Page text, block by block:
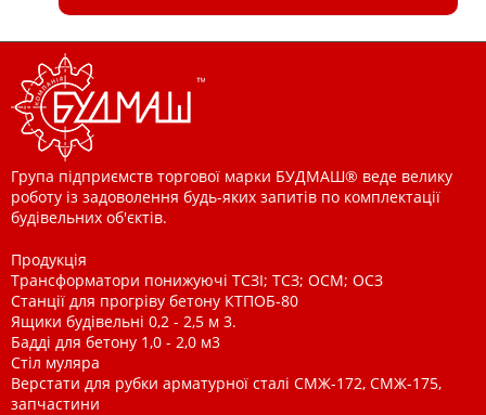
Група підприємств торгової марки БУДМАШ® веде велику
роботу із задоволення будь-яких запитів по комплектації
будівельних об'єктів.
Продукція
Трансформатори понижуючі ТСЗІ; ТСЗ; ОСМ; ОСЗ
Станції для прогріву бетону КТПОБ-80
Ящики будівельні 0,2 - 2,5 м 3.
Бадді для бетону 1,0 - 2,0 м3
Стіл муляра
Верстати для рубки арматурної сталі СМЖ-172, СМЖ-175,
запчастини